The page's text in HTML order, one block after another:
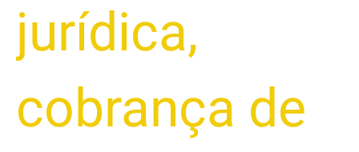
jurídica,
cobrança de